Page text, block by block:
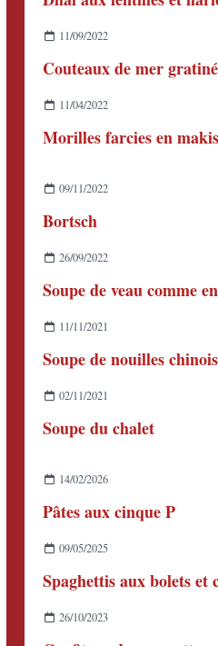
11/09/2022
11/04/2022
Morilles farcies en makis
09/11/2022
Bortsch
26/09/2022
Soupe de veau comme
11/11/2021
02/11/2021
Soupe du chalet
14/02/2026
Pâtes aux cinque P
09/05/2025
26/10/2023